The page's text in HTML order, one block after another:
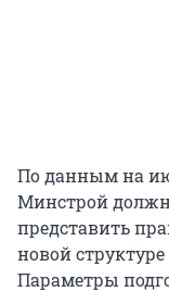
По данным на
Минстрой
представить
новой
Параметры